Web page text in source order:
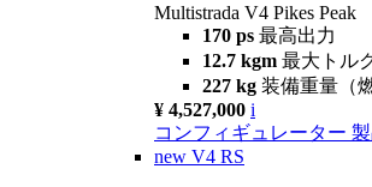
Multistrada V4 Pikes Peak
170 ps 最高出力
12.7 kgm 最大トル
227 kg 装備重量（
¥ 4,527,000 i
コンフィギュレーター
new V4 RS